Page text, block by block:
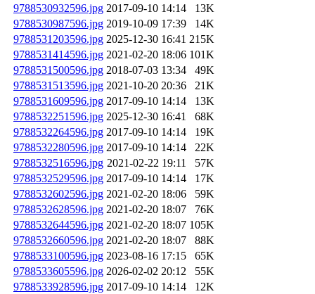
9788530932596.jpg 2017-09-10 14:14
13K
9788530987596.jpg 2019-10-09 17:39
14K
9788531203596.jpg 2025-12-30 16:41 215K
9788531414596.jpg 2021-02-20 18:06 101K
9788531500596.jpg 2018-07-03 13:34
49K
9788531513596.jpg 2021-10-20 20:36
21K
9788531609596.jpg 2017-09-10 14:14
13K
9788532251596.jpg 2025-12-30 16:41
68K
9788532264596.jpg 2017-09-10 14:14
19K
9788532280596.jpg 2017-09-10 14:14
22K
9788532516596.jpg 2021-02-22 19:11
57K
9788532529596.jpg 2017-09-10 14:14
17K
9788532602596.jpg 2021-02-20 18:06
59K
9788532628596.jpg 2021-02-20 18:07
76K
9788532644596.jpg 2021-02-20 18:07 105K
9788532660596.jpg 2021-02-20 18:07
88K
9788533100596.jpg 2023-08-16 17:15
65K
9788533605596.jpg 2026-02-02 20:12
55K
9788533928596.jpg 2017-09-10 14:14
12K